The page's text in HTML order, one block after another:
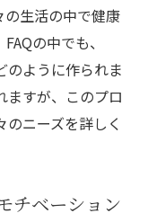
するための工
ションがもた
パーソナルジ
充実度と雰囲
生活の中で健康
の中でも、
のように作られま
ますが、このプロ
ニーズを詳しく
チベーション